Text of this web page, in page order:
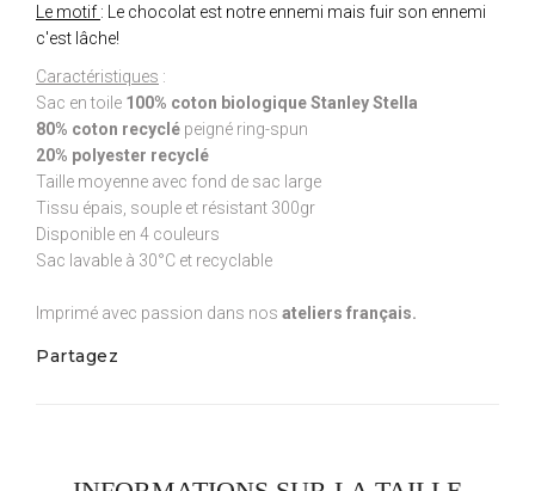
Le motif : Le chocolat est notre ennemi mais fuir son ennemi
c'est lâche!
Caractéristiques :
Sac en toile 100% coton biologique Stanley Stella
80% coton recyclé peigné ring-spun
20% polyester recyclé
Taille moyenne avec fond de sac large
Tissu épais, souple et résistant 300gr
Disponible en 4 couleurs
Sac lavable à 30°C et recyclable
Imprimé avec passion dans nos ateliers français.
Partagez